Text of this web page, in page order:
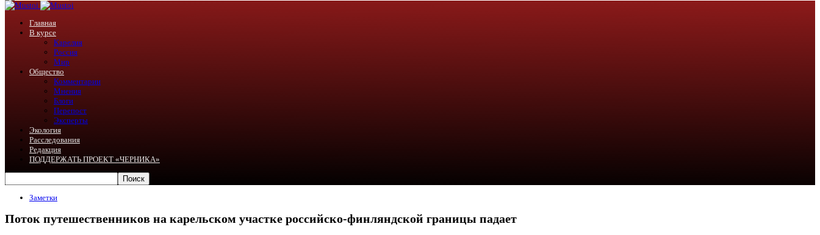
Главная
В курсе
Карелия
Россия
Мир
Общество
Комментарии
Мнения
Блоги
Перепост
Эксперты
Экология
Расследования
Редакция
ПОДДЕРЖАТЬ ПРОЕКТ «ЧЕРНИКА»
Заметки
Поток путешественников на карельском участке российско-финляндской границы падает